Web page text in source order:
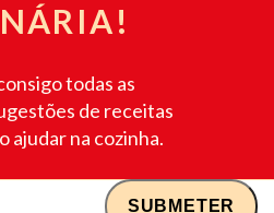
todas as
de receitas
ajudar na cozinha.